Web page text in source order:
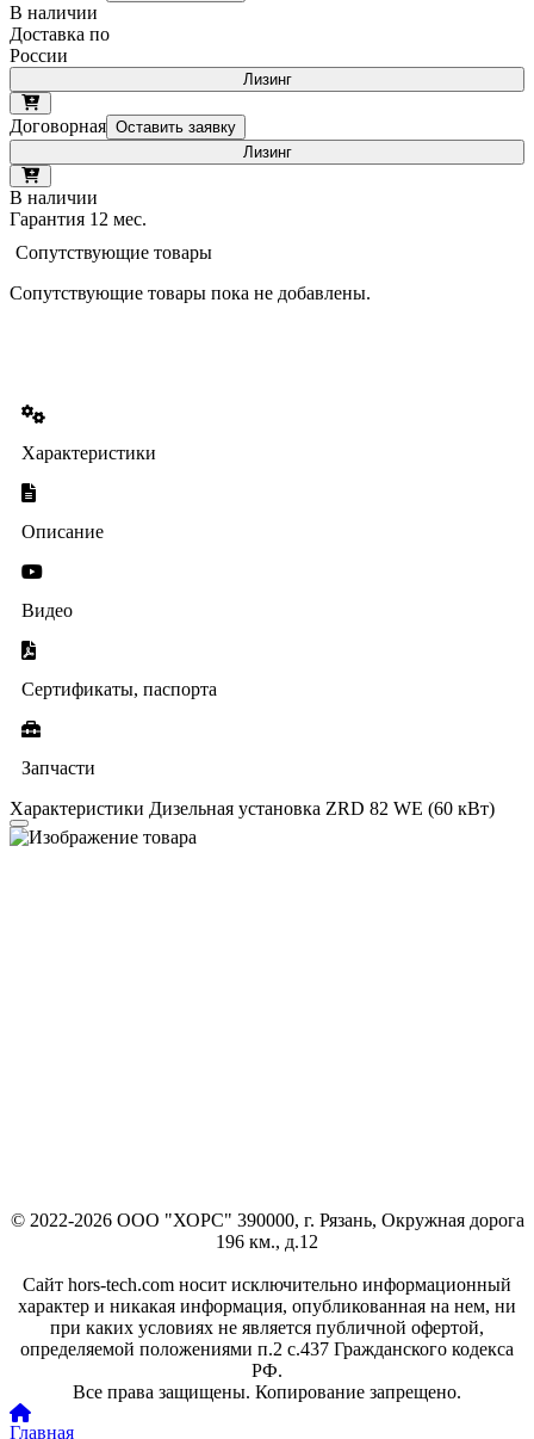
В наличии
Доставка по
России
Лизинг
Договорная Оставить заявку
Лизинг
В наличии
Гарантия 12 мес.
Сопутствующие товары
Сопутствующие товары пока не добавлены.
Характеристики
Описание
Видео
Сертификаты, паспорта
Запчасти
Характеристики Дизельная установка ZRD 82 WE (60 кВт)
© 2022-2026 ООО "ХОРС" 390000, г. Рязань, Окружная дорога
196 км., д.12
Сайт hors-tech.com носит исключительно информационный
характер и никакая информация, опубликованная на нем, ни
при каких условиях не является публичной офертой,
определяемой положениями п.2 с.437 Гражданского кодекса
РФ.
Все права защищены. Копирование запрещено.
Главная